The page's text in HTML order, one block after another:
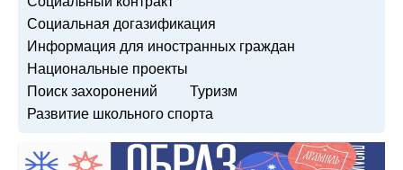
Социальная догазификация
Информация для иностранных граждан
Национальные проекты
Поиск захоронений
Туризм
Развитие школьного спорта